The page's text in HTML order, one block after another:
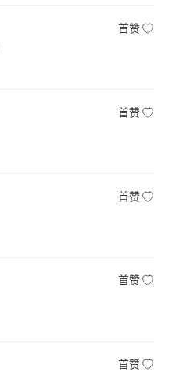
首赞
首赞
首赞
首赞
首赞